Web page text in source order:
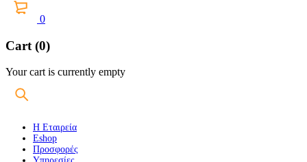
0
Cart (0)
Your cart is currently empty
Η Εταιρεία
Eshop
Προσφορές